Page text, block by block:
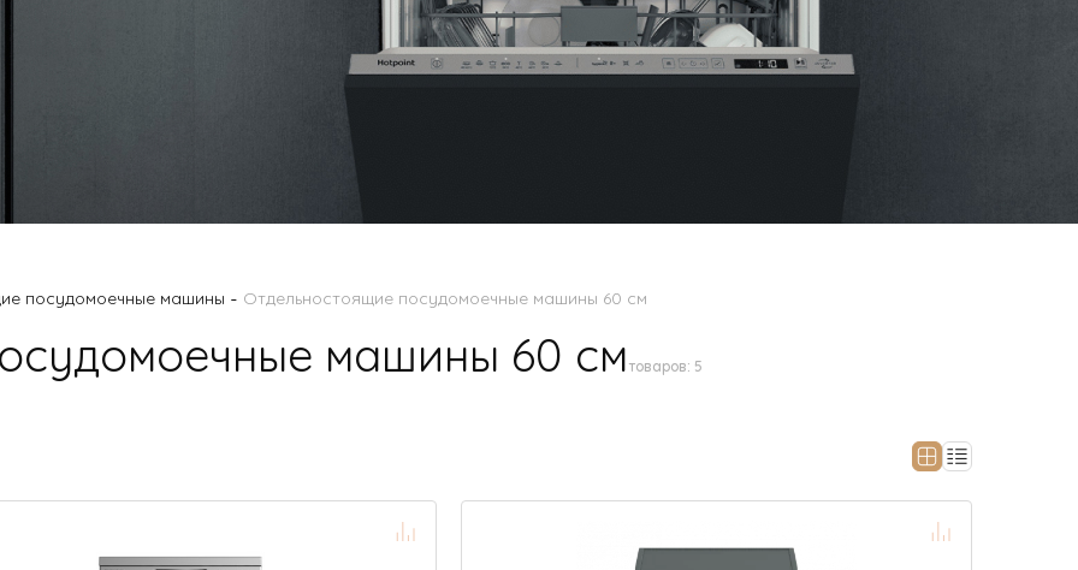
посудомоечные машины - Отдельностоящие посудомоечные машины 60 см
машины 60 смтоваров: 5